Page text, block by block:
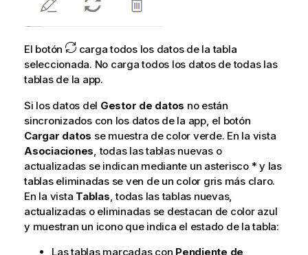
El botón
carga todos los datos de la tabla
seleccionada. No carga todos los datos de todas las
tablas de la app.
Si los datos del Gestor de datos no están
sincronizados con los datos de la app, el botón
Cargar datos se muestra de color verde. En la vista
Asociaciones, todas las tablas nuevas o
actualizadas se indican mediante un asterisco * y las
tablas eliminadas se ven de un color gris más claro.
En la vista Tablas, todas las tablas nuevas,
actualizadas o eliminadas se destacan de color azul
y muestran un icono que indica el estado de la tabla:
Las tablas marcadas con Pendiente de